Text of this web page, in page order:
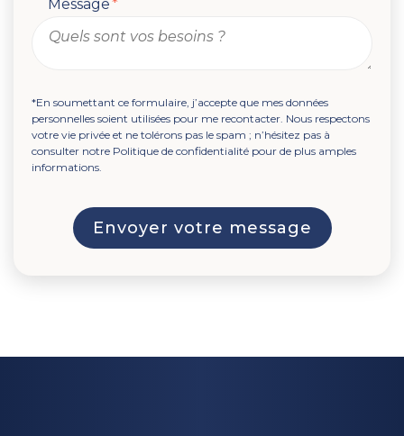
Message*
*En soumettant ce formulaire, j’accepte que mes données
personnelles soient utilisées pour me recontacter. Nous respectons
votre vie privée et ne tolérons pas le spam ; n’hésitez pas à
consulter notre Politique de confidentialité pour de plus amples
informations.